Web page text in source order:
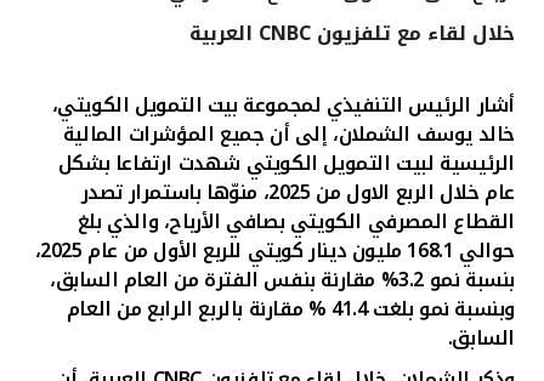
القنوات المصرفية
أدوات وخدمات
خدمات ما بعد البيع
اتصل بنا
مواقع الفروع وأجهزة الصرف الآلي
خلال لقاء مع تلفزيون CNBC العربية
أشار الرئيس التنفيذي لمجموعة بيت التمويل الكويتي،
خالد يوسف الشملان، إلى أن جميع المؤشرات المالية
الرئيسية لبيت التمويل الكويتي شهدت ارتفاعا بشكل
عام خلال الربع الاول من 2025 ، منوّها باستمرار تصدر
القطاع المصرفي الكويتي بصافي الأرباح، والذي بلغ
حوالي 168.1 مليون دينار كويتي للربع الأول من عام 2025،
بنسبة نمو3.2% مقارنة بنفس الفترة من العام السابق،
وبنسبة نمو بلغت 41.4 % مقارنة بالربع الرابع من العام
السابق.